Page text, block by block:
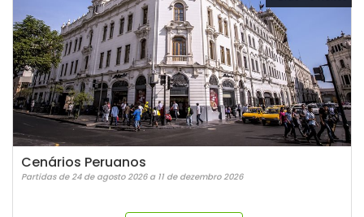
Cenários Peruanos
Partidas de 24 de agosto 2026 a 11 de dezembro 2026